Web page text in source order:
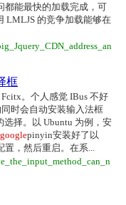
都能最快的加载完成，可
LMLJS 的竞争加载能够在
框
。个人感觉 IBus 不好
时会自动安装输入法框
择。以 Ubuntu 为例，安
googlepinyin安装好了以
置，然后重启。在系...